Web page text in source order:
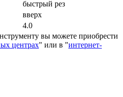
быстрый рез
вверх
4.0
вы можете приобрести
центрах" или в "интернет-